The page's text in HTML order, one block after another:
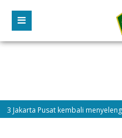
Pusat kembali
MATAMUDA Tahun